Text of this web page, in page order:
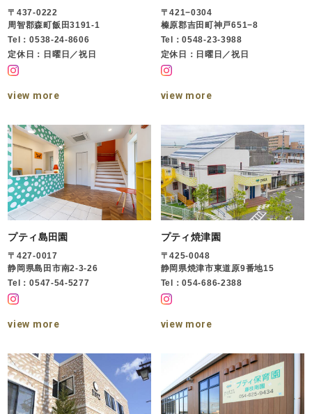
〒437-0222
周智郡森町飯田3191-1
Tel：0538-24-8606
定休日：日曜日／祝日
view more
〒421−0304
榛原郡吉田町神戸651−8
Tel：0548-23-3988
定休日：日曜日／祝日
view more
プティ島田園
〒427-0017
静岡県島田市南2-3-26
Tel：0547-54-5277
view more
プティ焼津園
〒425-0048
静岡県焼津市東道原9番地15
Tel：054-686-2388
view more